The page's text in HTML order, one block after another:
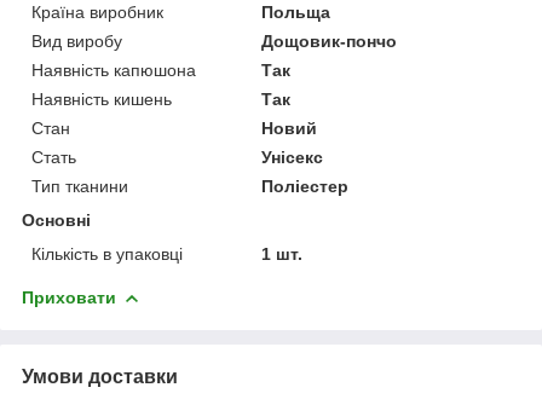
Країна виробник
Польща
Вид виробу
Дощовик-пончо
Наявність капюшона
Так
Наявність кишень
Так
Стан
Новий
Стать
Унісекс
Тип тканини
Поліестер
Основні
Кількість в упаковці
1 шт.
Приховати
Умови доставки